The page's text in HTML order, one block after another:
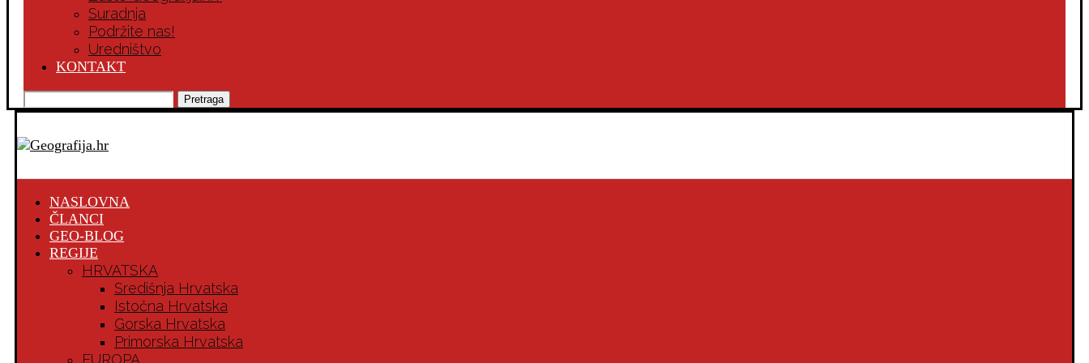
Suradnja
Podržite nas!
Uredništvo
KONTAKT
Pretraga
NASLOVNA
ČLANCI
GEO-BLOG
REGIJE
HRVATSKA
Središnja Hrvatska
Istočna Hrvatska
Gorska Hrvatska
Primorska Hrvatska
EUROPA